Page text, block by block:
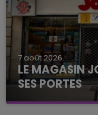
7 août 2026
LE MAGASIN
SES PORTES
C'était l'une des